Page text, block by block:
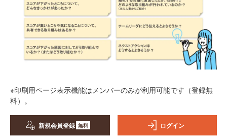
※印刷用ページ表示機能はメンバーのみが利用可能です（登録無
料）。
新規会員登録 無料 ログイン